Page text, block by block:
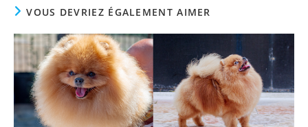
VOUS DEVRIEZ ÉGALEMENT AIMER